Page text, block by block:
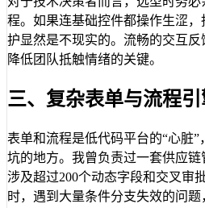
程。如果连基础控件都操作生涩
护显然是不现实的。流畅的交互
降低团队抵触情绪的关键。
三、复杂表单与流程
表单和流程是低代码平台的“心脏
坑的地方。我曾负责过一套供应
涉及超过200个动态字段和交叉审
时，遇到大量条件分支失效的问